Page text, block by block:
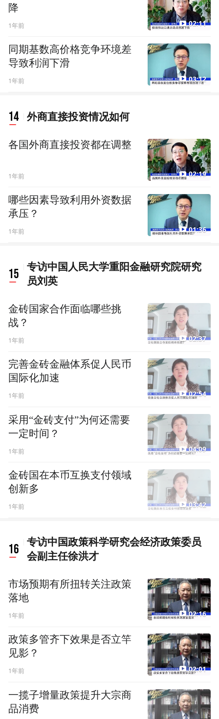
降
1年前 02:11
同期基数高价格竞争环境差
导致利润下滑
1年前 03:12
14 外商直接投资情况如何
各国外商直接投资都在调整
1年前 02:19
哪些因素导致利用外资数据
承压？
1年前 01:36
15
专访中国人民大学重阳金融研究院研究
员刘英
金砖国家合作面临哪些挑
战？
1年前 02:37
完善金砖金融体系促人民币
国际化加速
1年前 02:54
采用“金砖支付”为何还需要
一定时间？
1年前 04:09
金砖国在本币互换支付领域
创新多
1年前 03:42
16
专访中国政策科学研究会经济政策委员
会副主任徐洪才
市场预期有所扭转关注政策
落地
1年前 02:16
政策多管齐下效果是否立竿
见影？
1年前 02:01
一揽子增量政策提升大宗商
品消费